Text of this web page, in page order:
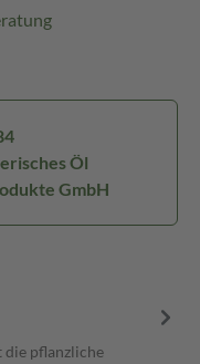
Öl
GmbH
die pflanzliche